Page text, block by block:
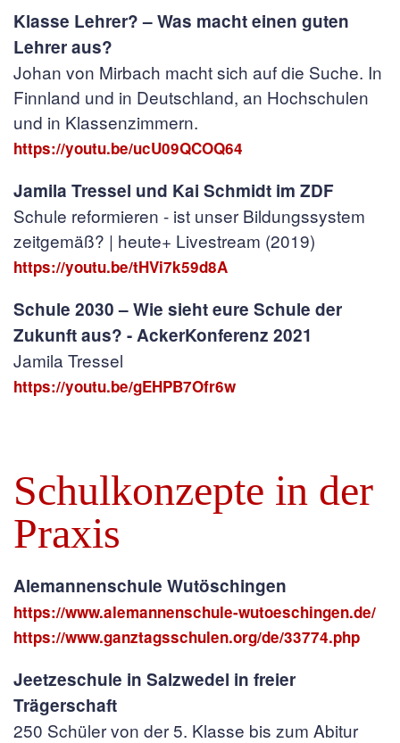
Klasse Lehrer? – Was macht einen guten
Lehrer aus?
Johan von Mirbach macht sich auf die Suche. In
Finnland und in Deutschland, an Hochschulen
und in Klassenzimmern.
https://youtu.be/ucU09QCOQ64
Jamila Tressel und Kai Schmidt im ZDF
Schule reformieren - ist unser Bildungssystem
zeitgemäß? | heute+ Livestream (2019)
https://youtu.be/tHVi7k59d8A
Schule 2030 – Wie sieht eure Schule der
Zukunft aus? - AckerKonferenz 2021
Jamila Tressel
https://youtu.be/gEHPB7Ofr6w
Schulkonzepte in der
Praxis
Alemannenschule Wutöschingen
https://www.alemannenschule-wutoeschingen.de/
https://www.ganztagsschulen.org/de/33774.php
Jeetzeschule in Salzwedel in freier
Trägerschaft
250 Schüler von der 5. Klasse bis zum Abitur